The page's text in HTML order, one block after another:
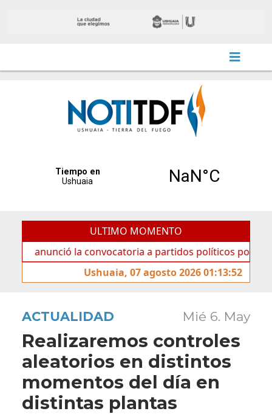
ULTIMO MOMENTO
la convocatoria a partidos políticos por «ficha
Ushuaia, 07 agosto 2026 01:13:52
ACTUALIDAD Mié 6. May
Realizaremos controles
aleatorios en distintos
momentos del día en
distintas plantas